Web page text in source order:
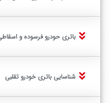
باتری حودرو فرسوده و
شناسایی باتری خودرو تقلبی